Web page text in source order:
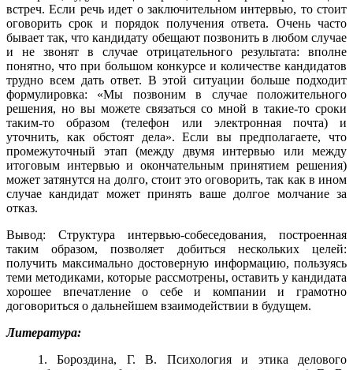
встреч. Если речь идет о заключительном интервью, то стоит
оговорить срок и порядок получения ответа. Очень часто
бывает так, что кандидату обещают позвонить в любом случае
и не звонят в случае отрицательного результата: вполне
понятно, что при большом конкурсе и количестве кандидатов
трудно всем дать ответ. В этой ситуации больше подходит
формулировка: «Мы позвоним в случае положительного
решения, но вы можете связаться со мной в такие-то сроки
таким-то образом (телефон или электронная почта) и
уточнить, как обстоят дела». Если вы предполагаете, что
промежуточный этап (между двумя интервью или между
итоговым интервью и окончательным принятием решения)
может затянутся на долго, стоит это оговорить, так как в ином
случае кандидат может принять ваше долгое молчание за
отказ.
Вывод: Структура интервью-собеседования, построенная
таким образом, позволяет добиться нескольких целей:
получить максимально достоверную информацию, пользуясь
теми методиками, которые рассмотрены, оставить у кандидата
хорошее впечатление о себе и компании и грамотно
договориться о дальнейшем взаимодействии в будущем.
Литература:
1. Бороздина, Г. В. Психология и этика делового